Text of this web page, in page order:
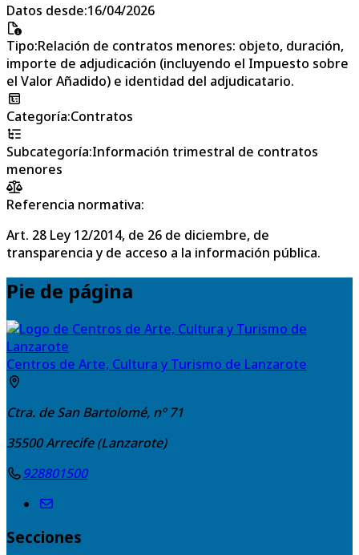
Datos desde:16/04/2026
Tipo:Relación de contratos menores: objeto, duración,
importe de adjudicación (incluyendo el Impuesto sobre
el Valor Añadido) e identidad del adjudicatario.
Categoría:Contratos
Subcategoría:Información trimestral de contratos
menores
Referencia normativa:
Art. 28 Ley 12/2014, de 26 de diciembre, de
transparencia y de acceso a la información pública.
Pie de página
Centros de Arte, Cultura y Turismo de Lanzarote
Ctra. de San Bartolomé, nº 71
35500Arrecife (Lanzarote)
928801500
Secciones